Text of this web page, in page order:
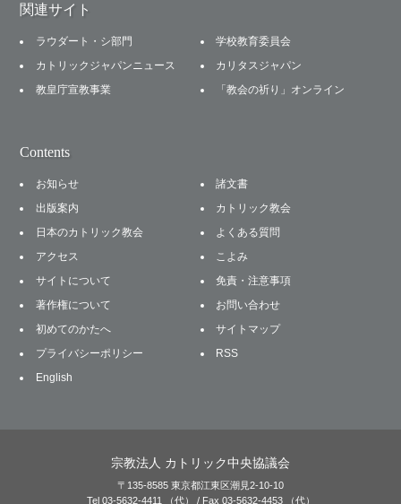
関連サイト
ラウダート・シ部門
学校教育委員会
カトリックジャパンニュース
カリタスジャパン
教皇庁宣教事業
「教会の祈り」オンライン
Contents
お知らせ
諸文書
出版案内
カトリック教会
日本のカトリック教会
よくある質問
アクセス
こよみ
サイトについて
免責・注意事項
著作権について
お問い合わせ
初めてのかたへ
サイトマップ
プライバシーポリシー
RSS
English
宗教法人 カトリック中央協議会
〒135-8585 東京都江東区潮見2-10-10
Tel 03-5632-4411 （代） / Fax 03-5632-4453 （代）